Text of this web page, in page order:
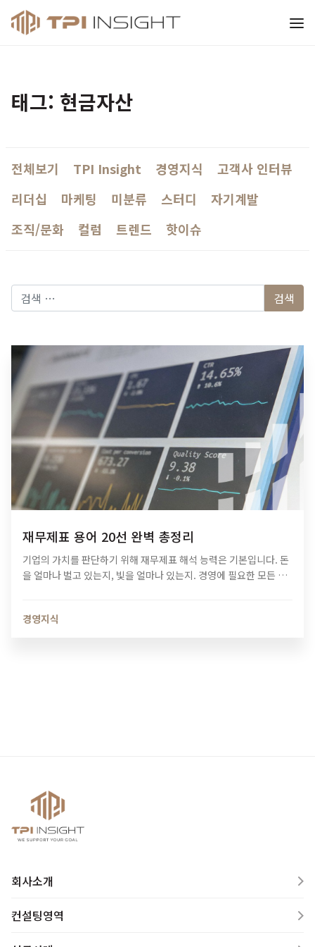
티피아이 인사이트
태그: 현금자산
전체보기 TPI Insight 경영지식
고객사 인터뷰
리더십
마케팅 미분류 스터디
자기계발
조직/문화
컬럼 트렌드 핫이슈
다음 검색:
재무제표 용어 20선 완벽 총정리
기업의 가치를 판단하기 위해 재무제표 해석 능력은 기본입니다. 돈
을 얼마나 벌고 있는지, 빛을 얼마나 있는지. 경영에 필요한 모든 정
경영지식
회사소개
컨설팅영역